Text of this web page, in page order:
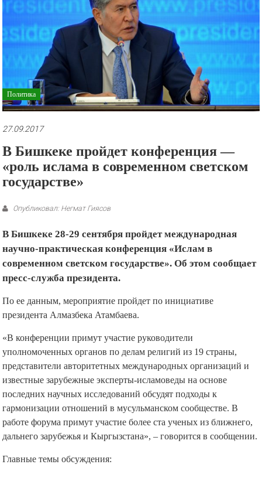
рекламные
ролики
и
презентации.
Политика
27.09.2017
В Бишкеке пройдет конференция —
«роль ислама в современном светском
государстве»
Опубликовал: Негмат Гиясов
В Бишкеке 28-29 сентября пройдет международная
научно-практическая конференция «Ислам в
современном светском государстве». Об этом сообщает
пресс-служба президента.
По ее данным, мероприятие пройдет по инициативе
президента Алмазбека Атамбаева.
«В конференции примут участие руководители
уполномоченных органов по делам религий из 19 страны,
представители авторитетных международных организаций и
известные зарубежные эксперты-исламоведы на основе
последних научных исследований обсудят подходы к
гармонизации отношений в мусульманском сообществе. В
работе форума примут участие более ста ученых из ближнего,
дальнего зарубежья и Кыргызстана», – говорится в сообщении.
Главные темы обсуждения: